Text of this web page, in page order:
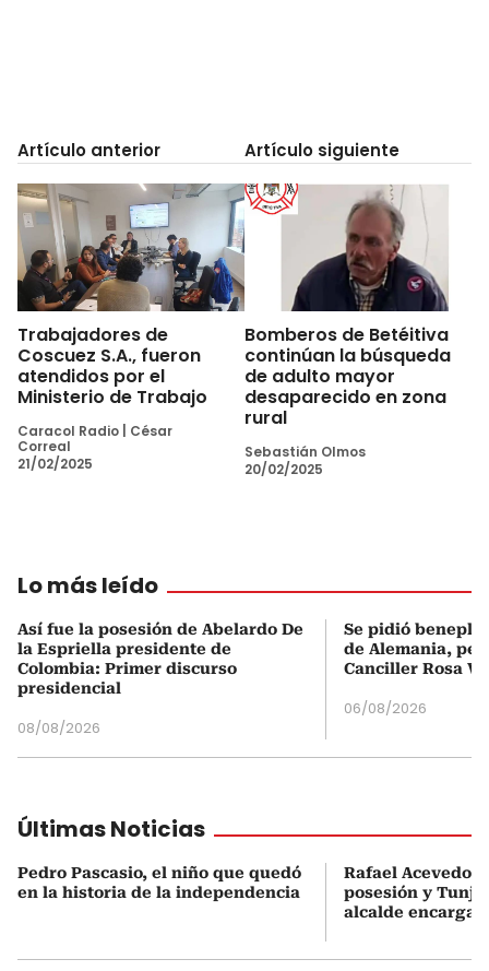
Artículo anterior
Trabajadores de
Coscuez S.A., fueron
atendidos por el
Ministerio de Trabajo
Caracol Radio
César
Correal
21/02/2025
Artículo siguiente
Bomberos de Betéitiva
continúan la búsqueda
de adulto mayor
desaparecido en zona
rural
Sebastián Olmos
20/02/2025
Lo más leído
Así fue la posesión de Abelardo De
la Espriella presidente de
Colombia: Primer discurso
presidencial
08/08/2026
Se pidió
de Alemania,
Canciller Rosa
06/08/2026
Últimas Noticias
Pedro Pascasio, el niño que quedó
en la historia de la independencia
Rafael Acevedo
posesión y Tunja
alcalde